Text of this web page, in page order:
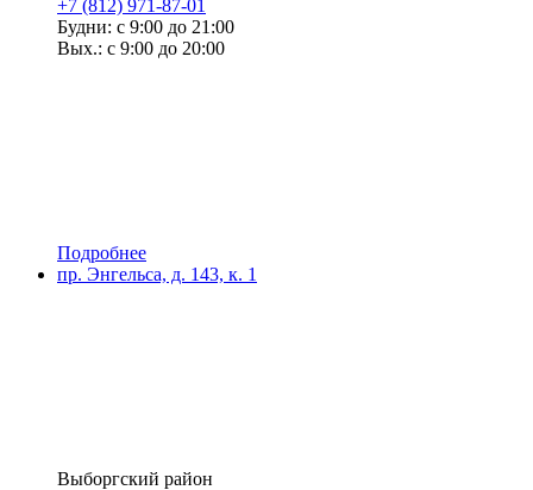
+7 (812) 971-87-01
Будни: с 9:00 до 21:00
Вых.: с 9:00 до 20:00
Подробнее
пр. Энгельса, д. 143, к. 1
Выборгский район